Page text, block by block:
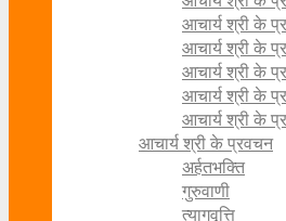
आचार्य श्री के
आचार्य श्री के
आचार्य श्री के
आचार्य श्री के
आचार्य श्री के
आचार्य श्री के प्रवचन
अर्हतभक्ति
गुरुवाणी
त्यागवृत्ति